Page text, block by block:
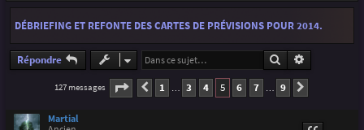
e
DÉBRIEFING ET REFONTE DES CARTES DE PRÉVISIONS POUR 2014.
Répondre Rechercher
127 messages Page 5sur 9
Précédente
1 … 3 4 5 6 7 … 9
Martial